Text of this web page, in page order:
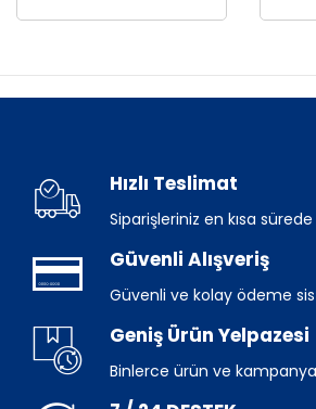
Hızlı Teslimat
Siparişleriniz en kısa sürede
Güvenli Alışveriş
Güvenli ve kolay ödeme
Geniş Ürün Yelpazesi
Binlerce ürün ve